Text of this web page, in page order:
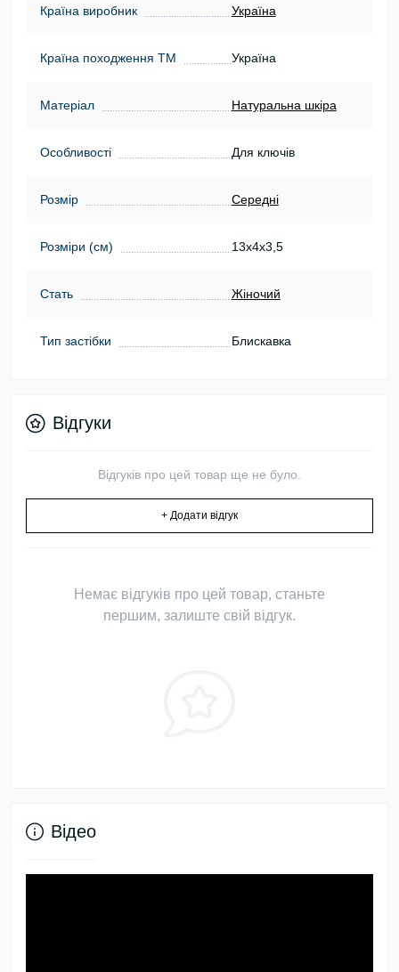
Країна виробник Україна
Країна походження ТМ Україна
Матеріал Натуральна шкіра
Особливості Для ключів
Розмір Середні
Розміри (см) 13х4х3,5
Стать Жіночий
Тип застібки Блискавка
Відгуки
Відгуків про цей товар ще не було.
+ Додати відгук
Немає відгуків про цей товар, станьте
першим, залиште свій відгук.
Відео